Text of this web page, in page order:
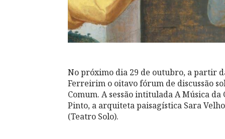
No próximo dia 29 de outubro, a partir
Ferreirim o oitavo fórum de discussão
Comum. A sessão intitulada A Música
Pinto, a arquiteta paisagística Sara
(Teatro Solo).